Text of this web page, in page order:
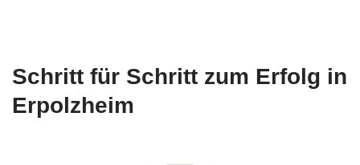
Schritt für Schritt zum Erfolg in
Erpolzheim